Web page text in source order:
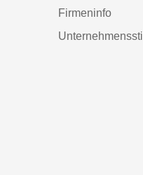
Firmeninfo
Unternehmensstil